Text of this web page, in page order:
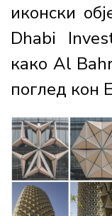
иконски
Dhabi
како Al
поглед кон